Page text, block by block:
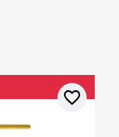
favorite_border